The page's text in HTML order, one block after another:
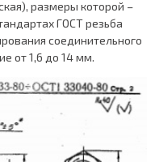
размеры которой –
ГОСТ резьба
соединительного
от 1,6 до 14 мм.